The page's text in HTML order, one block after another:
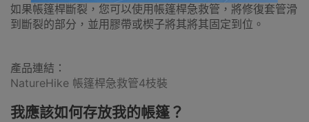
如果帳篷桿斷裂，您可以使用帳篷桿急救管，將修復套管滑
到斷裂的部分，並用膠帶或楔子將其將其固定到位。
產品連結：
NatureHike 帳篷桿急救管4枝裝
我應該如何存放我的帳篷？